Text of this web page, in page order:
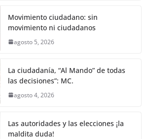
Movimiento ciudadano: sin
movimiento ni ciudadanos
agosto 5, 2026
La ciudadanía, “Al Mando” de todas
las decisiones”: MC.
agosto 4, 2026
Las autoridades y las elecciones ¡la
maldita duda!